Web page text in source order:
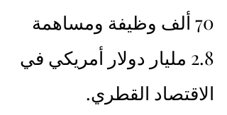
70 ألف وظيفة ومساهمة
2.8 مليار دولار أمريكي في
الاقتصاد القطري.